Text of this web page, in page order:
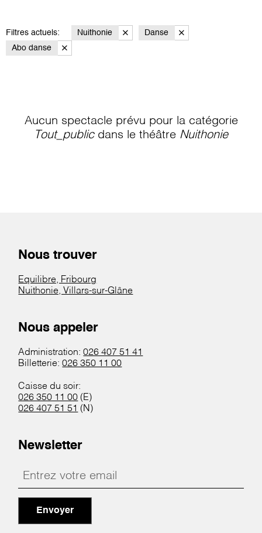
Filtres actuels: Nuithonie
Danse
Abo danse
Aucun spectacle prévu pour la catégorie
Tout_publicdans le théâtre Nuithonie
Nous trouver
Equilibre, Fribourg
Nuithonie, Villars-sur-Glâne
Nous appeler
Administration:026 407 51 41
Billetterie:026 350 11 00
Caisse du soir:
026 350 11 00 (E)
026 407 51 51 (N)
Newsletter
Envoyer